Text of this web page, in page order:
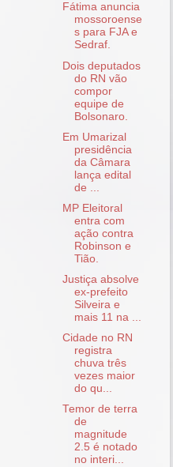
Fátima anuncia
mossoroense
s para FJA e
Sedraf.
Dois deputados
do RN vão
compor
equipe de
Bolsonaro.
Em Umarizal
presidência
da Câmara
lança edital
de ...
MP Eleitoral
entra com
ação contra
Robinson e
Tião.
Justiça absolve
ex-prefeito
Silveira e
mais 11 na ...
Cidade no RN
registra
chuva três
vezes maior
do qu...
Temor de terra
de
magnitude
2.5 é notado
no interi...